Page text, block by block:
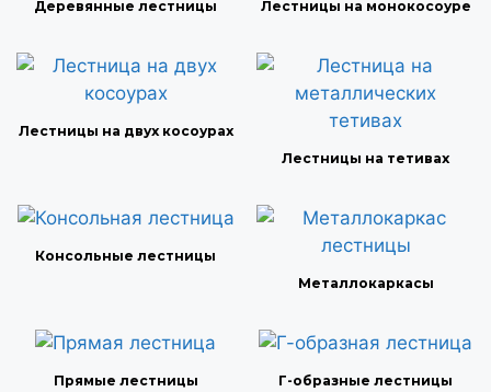
Деревянные лестницы Лестницы на монокосоуре
Лестницы на двух косоурах
Лестницы на тетивах
Консольные лестницы
Металлокаркасы
Прямые лестницы Г-образные лестницы